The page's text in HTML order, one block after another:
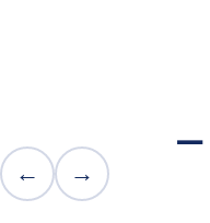
—
→
←